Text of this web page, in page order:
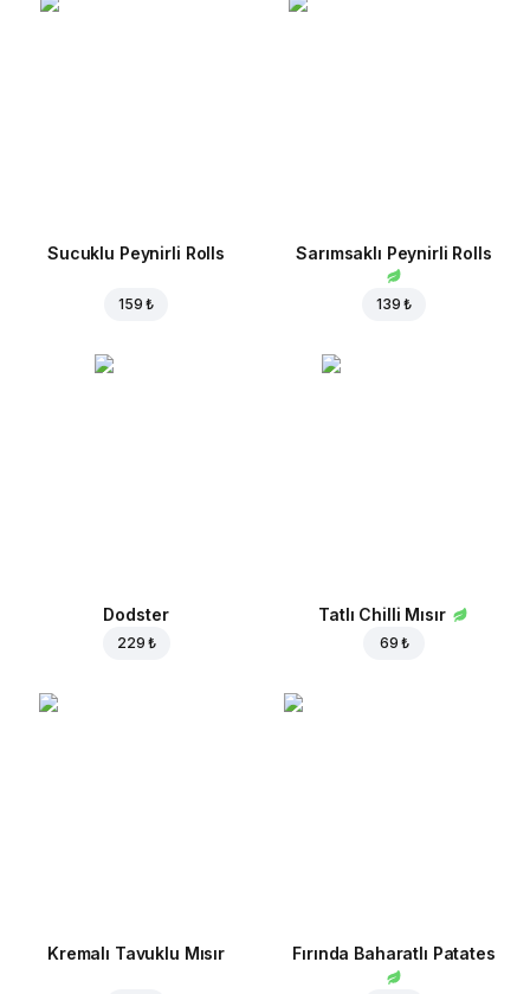
Sucuklu Peynirli Rolls
159 ₺
Sarımsaklı Peynirli Rolls
139 ₺
Dodster
229 ₺
Tatlı Chilli Mısır
69 ₺
Kremalı Tavuklu Mısır Fırında Baharatlı Patates